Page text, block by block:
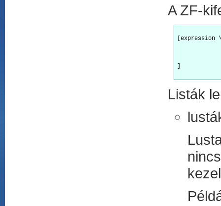
A ZF-
[expression
]
Listák